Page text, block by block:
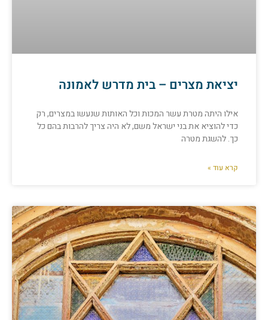
יציאת מצרים – בית מדרש לאמונה
אילו היתה מטרת עשר המכות וכל האותות שנעשו במצרים, רק
כדי להוציא את בני ישראל משם, לא היה צריך להרבות בהם כל
כך. להשגת מטרה
קרא עוד »